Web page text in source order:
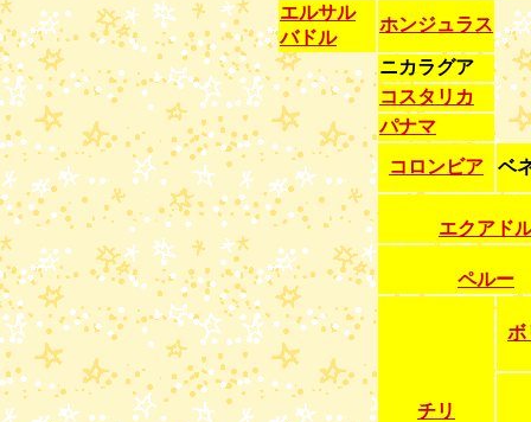
エルサル
バドル
ホンジュラス
ニカラグア
コスタリカ
パナマ
コロンビア
ベ
エクアド
ペルー
チリ
ボ